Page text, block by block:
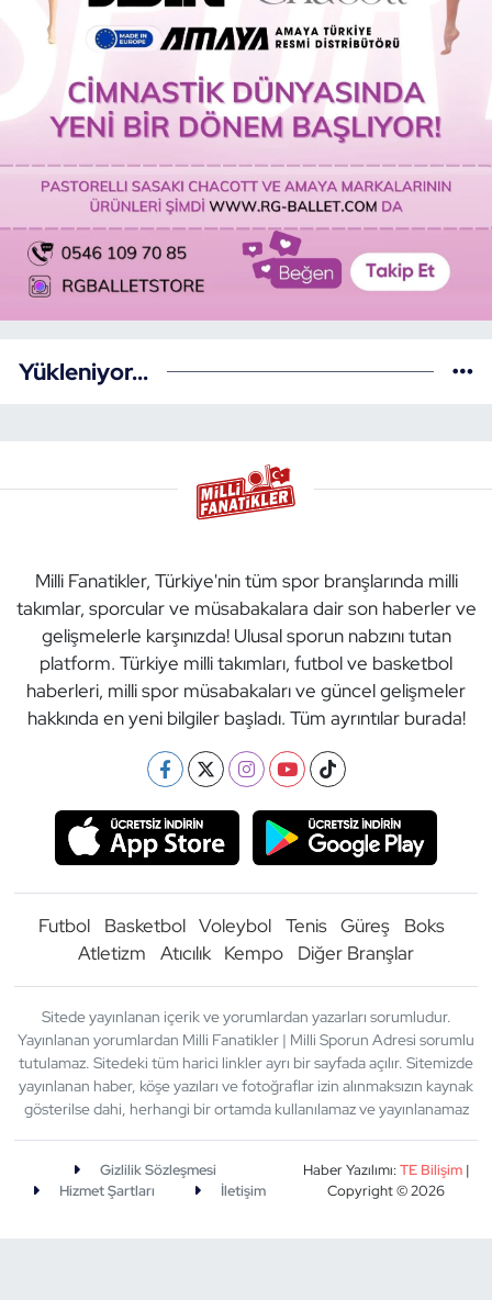
Yükleniyor...
Milli Fanatikler, Türkiye'nin tüm spor branşlarında milli
takımlar, sporcular ve müsabakalara dair son haberler ve
gelişmelerle karşınızda! Ulusal sporun nabzını tutan
platform. Türkiye milli takımları, futbol ve basketbol
haberleri, milli spor müsabakaları ve güncel gelişmeler
hakkında en yeni bilgiler başladı. Tüm ayrıntılar burada!
Futbol Basketbol Voleybol Tenis Güreş
Boks
Atletizm
Atıcılık Kempo Diğer Branşlar
Sitede yayınlanan içerik ve yorumlardan yazarları sorumludur.
Yayınlanan yorumlardan Milli Fanatikler | Milli Sporun Adresi sorumlu
tutulamaz. Sitedeki tüm harici linkler ayrı bir sayfada açılır. Sitemizde
yayınlanan haber, köşe yazıları ve fotoğraflar izin alınmaksızın kaynak
gösterilse dahi, herhangi bir ortamda kullanılamaz ve yayınlanamaz
Gizlilik Sözleşmesi
Hizmet Şartları
İletişim
Haber Yazılımı:TE Bilişim|
Copyright © 2026